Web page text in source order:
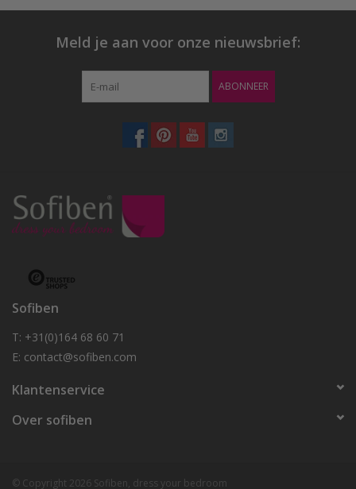
Meld je aan voor onze nieuwsbrief:
ABONNEER
Sofiben
T: +31(0)164 68 60 71
E: contact@sofiben.com
Klantenservice
Over sofiben
© Copyright 2026 Sofiben, dress your bedroom